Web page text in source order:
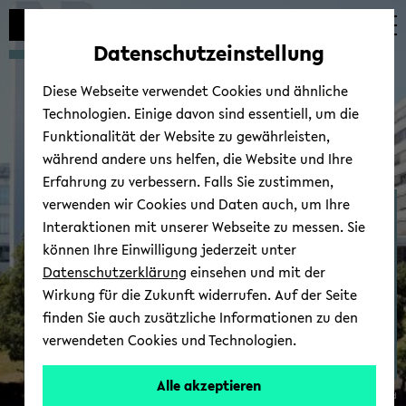
Automatische
vermeiden
zum
wechseln
zum
wechseln
zum
wechseln
David Lam­bert
© Uni­ver­si­tät Bie­le­feld
Datenschutzeinstellung
Diese Webseite verwendet Cookies und ähnliche
Technologien. Einige davon sind essentiell, um die
Funktionalität der Website zu gewährleisten,
während andere uns helfen, die Website und Ihre
Erfahrung zu verbessern. Falls Sie zustimmen,
verwenden wir Cookies und Daten auch, um Ihre
Interaktionen mit unserer Webseite zu messen. Sie
können Ihre Einwilligung jederzeit unter
Datenschutzerklärung einsehen und mit der
Wirkung für die Zukunft widerrufen. Auf der Seite
finden Sie auch zusätzliche Informationen zu den
verwendeten Cookies und Technologien.
Alle akzeptieren